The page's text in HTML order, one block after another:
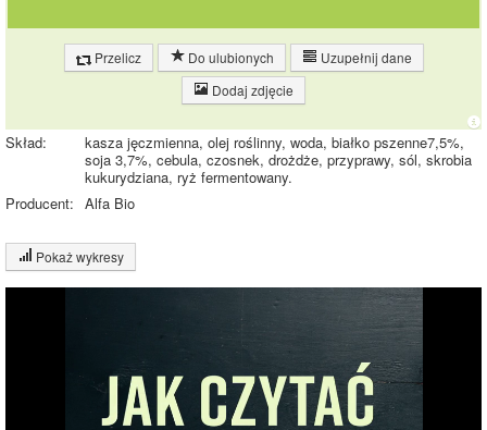
Przelicz Do ulubionych
Uzupełnij dane
Dodaj zdjęcie
Skład:
kasza jęczmienna, olej roślinny, woda, białko pszenne7,5%,
soja 3,7%, cebula, czosnek, drożdże, przyprawy, sól, skrobia
kukurydziana, ryż fermentowany.
Producent: Alfa Bio
Pokaż wykresy
Wykres składu produktu
Pozostałe (63%)
19%